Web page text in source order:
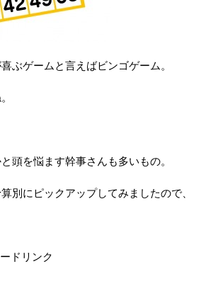
ぶゲームと言えばビンゴゲーム。
頭を悩ます幹事さんも多いもの。
別にピックアップしてみましたので、
ドリンク